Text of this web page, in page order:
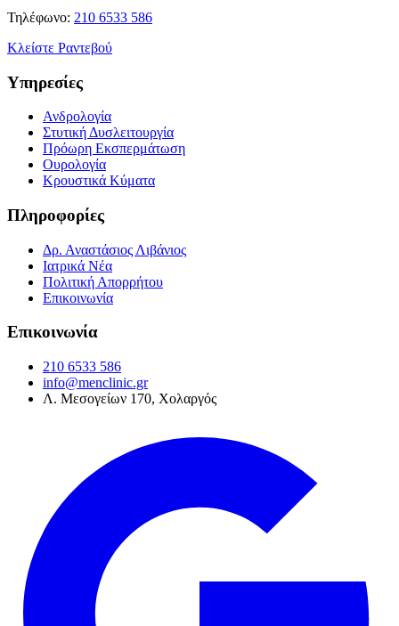
Τηλέφωνο: 210 6533 586
Κλείστε Ραντεβού
Υπηρεσίες
Ανδρολογία
Στυτική Δυσλειτουργία
Πρόωρη Εκσπερμάτωση
Ουρολογία
Κρουστικά Κύματα
Πληροφορίες
Δρ. Αναστάσιος Λιβάνιος
Ιατρικά Νέα
Πολιτική Απορρήτου
Επικοινωνία
Επικοινωνία
210 6533 586
info@menclinic.gr
Λ. Μεσογείων 170, Χολαργός